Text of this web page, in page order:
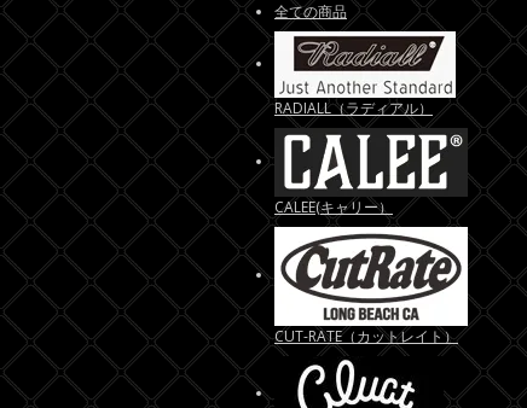
全ての商品
RADIALL（ラディアル）
CALEE(キャリー）
CUT-RATE（カットレイト）